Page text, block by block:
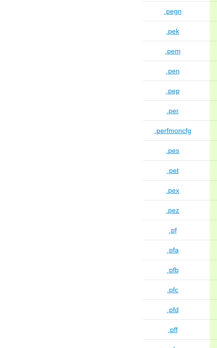
.pegn
.pek
.pem
.pen
.pep
.per
.perfmoncfg
.pes
.pet
.pex
.pez
.pf
.pfa
.pfb
.pfc
.pfd
.pff